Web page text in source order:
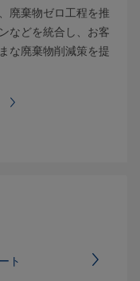
廃棄物ゼロ工程を推
などを統合し、お客
な廃棄物削減策を提
ト